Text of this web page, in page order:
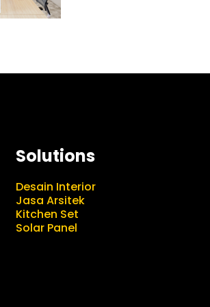
Solutions
Desain Interior
Jasa Arsitek
Kitchen Set
Solar Panel